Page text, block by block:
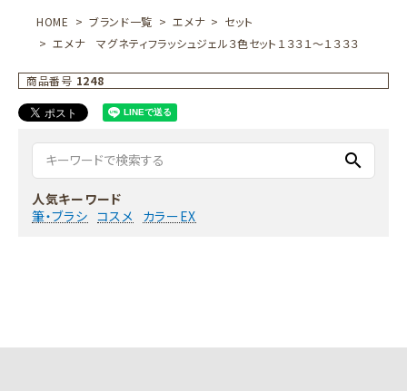
HOME ブランド一覧 エメナ
セット
エメナ マグネティフラッシュジェル３色セット１３３１～１３３３
商品番号 1248
search
人気キーワード
筆・ブラシ コスメ カラーEX